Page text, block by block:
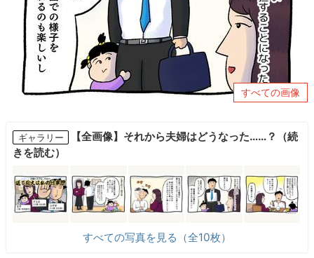
すべての画像
ギャラリー
【全画像】それから夫婦はどうなった……？（続
きを読む）
すべての写真を見る（全10枚）